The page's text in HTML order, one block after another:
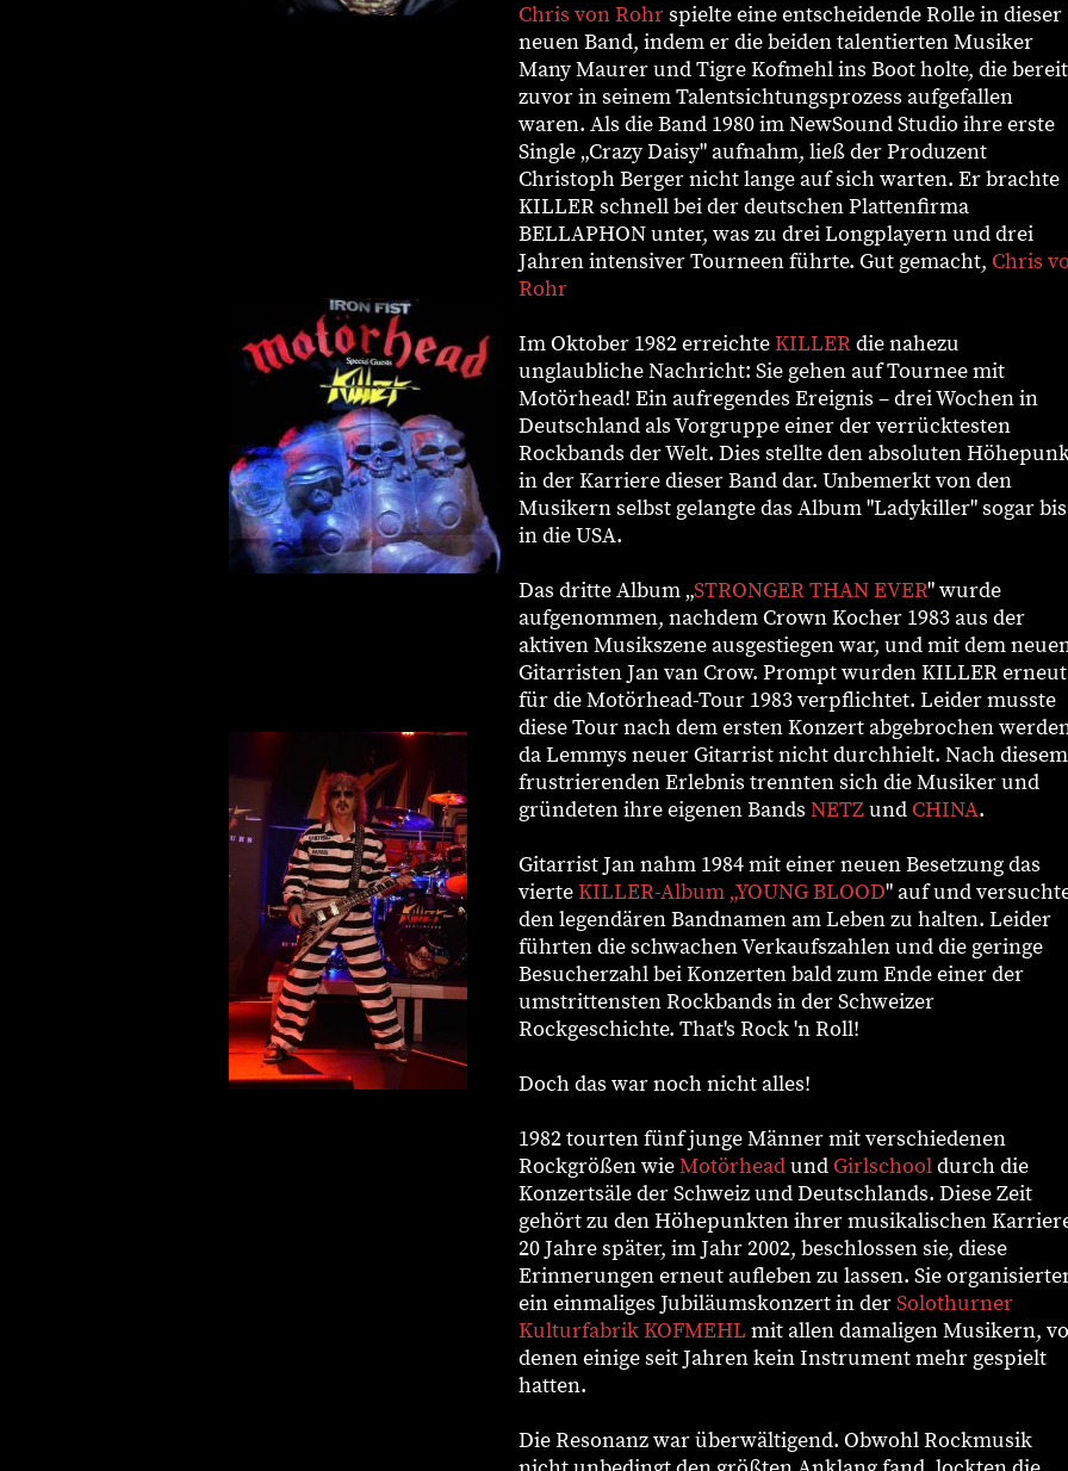
Chris von Rohrspielte eine entscheidende Rolle in dieser
neuen Band, indem er die beiden talentierten Musiker
Many Maurer und Tigre Kofmehl ins Boot holte, die
zuvor in seinem Talentsichtungsprozess aufgefallen
waren. Als die Band 1980 im NewSound Studio ihre erste
Single „Crazy Daisy" aufnahm, ließ der Produzent
Christoph Berger nicht lange auf sich warten. Er brachte
KILLER schnell bei der deutschen Plattenfirma
BELLAPHON unter, was zu drei Longplayern und drei
Jahren intensiver Tourneen führte. Gut gemacht, Chris
Rohr
Im Oktober 1982 erreichteKILLERdie nahezu
unglaubliche Nachricht: Sie gehen auf Tournee mit
Motörhead! Ein aufregendes Ereignis – drei Wochen in
Deutschland als Vorgruppe einer der verrücktesten
Rockbands der Welt. Dies stellte den absoluten
in der Karriere dieser Band dar. Unbemerkt von den
Musikern selbst gelangte das Album "Ladykiller" sogar bis
in die USA.
Das dritte Album „STRONGER THAN EVER" wurde
aufgenommen, nachdem Crown Kocher 1983 aus der
aktiven Musikszene ausgestiegen war, und mit dem
Gitarristen Jan van Crow. Prompt wurden KILLER erneut
für die Motörhead-Tour 1983 verpflichtet. Leider musste
diese Tour nach dem ersten Konzert abgebrochen
da Lemmys neuer Gitarrist nicht durchhielt. Nach diesem
frustrierenden Erlebnis trennten sich die Musiker und
gründeten ihre eigenen Bands NETZundCHINA.
Gitarrist Jan nahm 1984 mit einer neuen Besetzung das
vierteKILLER-Album „YOUNG BLOOD" auf und
den legendären Bandnamen am Leben zu halten. Leider
führten die schwachen Verkaufszahlen und die geringe
Besucherzahl bei Konzerten bald zum Ende einer der
umstrittensten Rockbands in der Schweizer
Rockgeschichte. That's Rock 'n Roll!
Doch das war noch nicht alles!
1982 tourten fünf junge Männer mit verschiedenen
Rockgrößen wieMotörheadundGirlschooldurch die
Konzertsäle der Schweiz und Deutschlands. Diese Zeit
gehört zu den Höhepunkten ihrer musikalischen
20 Jahre später, im Jahr 2002, beschlossen sie, diese
Erinnerungen erneut aufleben zu lassen. Sie
ein einmaliges Jubiläumskonzert in derSolothurner
Kulturfabrik KOFMEHL mit allen damaligen Musikern,
denen einige seit Jahren kein Instrument mehr gespielt
hatten.
Die Resonanz war überwältigend. Obwohl Rockmusik